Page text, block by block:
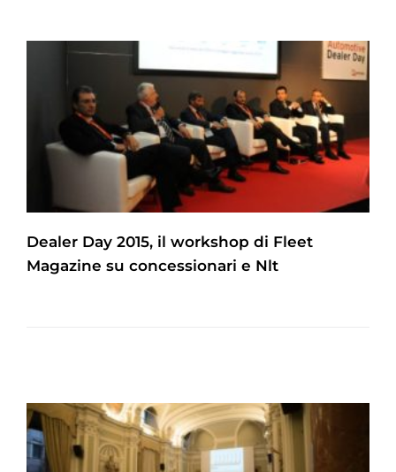
Dealer Day 2015, il workshop di Fleet
Magazine su concessionari e Nlt